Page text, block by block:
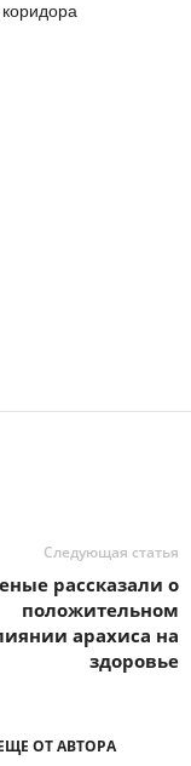
Следующая статья
рассказали о
положительном
арахиса на
здоровье
ОТ АВТОРА